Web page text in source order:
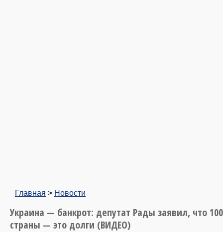
Главная > Новости
Украина — банкрот: депутат Рады заявил, что
страны — это долги (ВИДЕО)